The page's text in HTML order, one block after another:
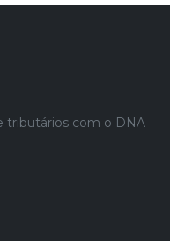
tributários com o DNA